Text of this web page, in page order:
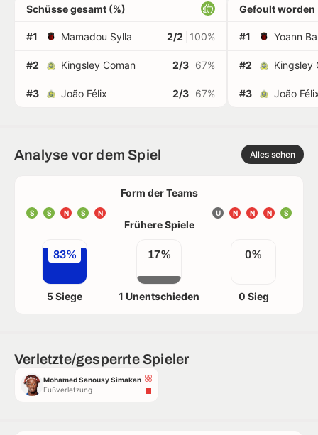
Schüsse gesamt (%)
#1 Mamadou Sylla 2/2 100%
#2 Kingsley Coman 2/3 67%
#3 João Félix 2/3 67%
Gefoult worden
#1 Yoann
#2 Kingsley
#3 João
Analyse vor dem Spiel Alles sehen
Form der Teams
S S N S N S
N
N
N
U
Frühere Spiele
83%
5 Siege
17%
1 Unentschieden
0%
0 Sieg
Verletzte/gesperrte Spieler
Mohamed Sanousy Simakan
Fußverletzung